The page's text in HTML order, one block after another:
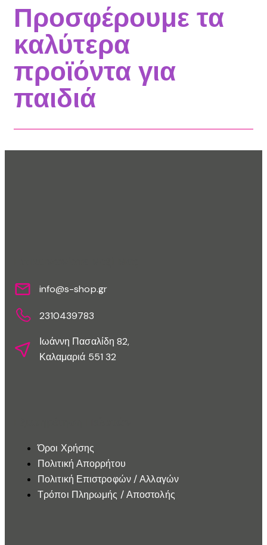
Προσφέρουμε τα
καλύτερα
προϊόντα για
παιδιά
info@s-shop.gr
2310439783
Ιωάννη Πασαλίδη 82,
Καλαμαριά 551 32
Όροι Χρήσης
Πολιτική Απορρήτου
Πολιτική Επιστροφών / Αλλαγών
Τρόποι Πληρωμής / Αποστολής